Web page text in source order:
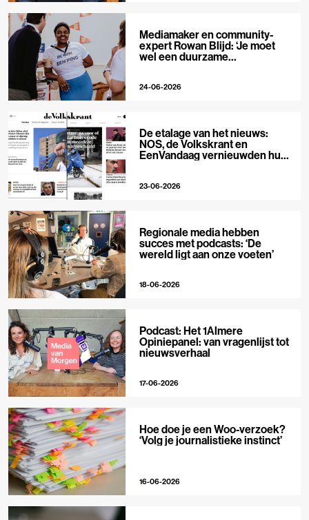
Mediamaker en community-
expert Rowan Blijd: ‘Je moet
wel een duurzame
24-06-2026
De etalage van het nieuws:
NOS, de Volkskrant en
EenVandaag vernieuwden hun
23-06-2026
Regionale media hebben
succes met podcasts: ‘De
wereld ligt aan onze voeten’
18-06-2026
Podcast: Het 1Almere
Opiniepanel: van vragenlijst tot
nieuwsverhaal
17-06-2026
Hoe doe je een Woo-verzoek?
‘Volg je journalistieke instinct’
16-06-2026